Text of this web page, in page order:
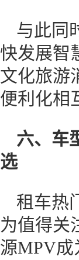
与此同
快发展智
文化旅游
便利化相
六、 车
选
租车热
为值得关
源MPV成